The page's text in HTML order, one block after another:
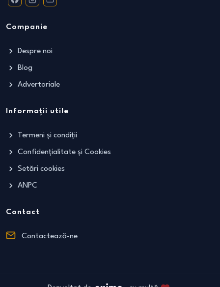
Companie
Despre noi
Blog
Advertoriale
Informații utile
Termeni și condiții
Confidențialitate și Cookies
Setări cookies
ANPC
Contact
Contactează-ne